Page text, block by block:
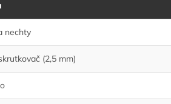
nechty
(2,5 mm)